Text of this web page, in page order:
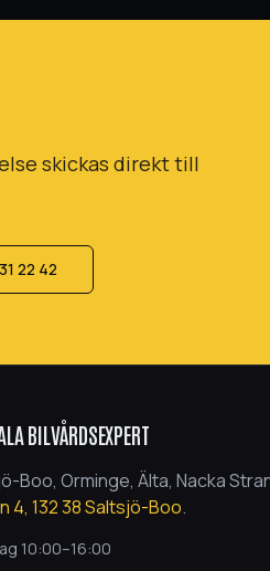
skickas direkt till
22 42
BILVÅRDSEXPERT
Boo, Orminge, Älta, Nacka
4, 132 38Saltsjö-Boo.
10:00–16:00